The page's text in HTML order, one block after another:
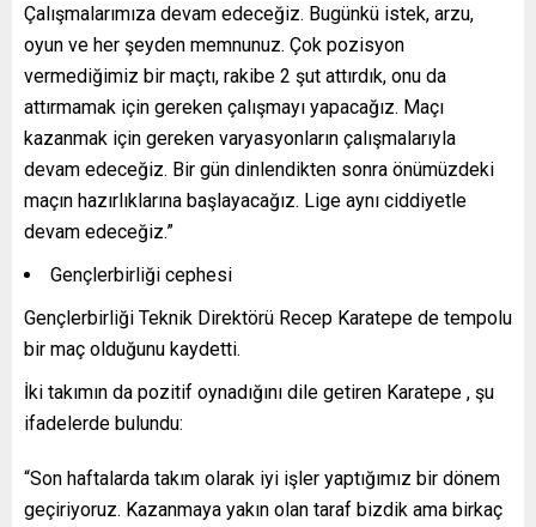
Çalışmalarımıza devam edeceğiz. Bugünkü istek, arzu,
oyun ve her şeyden memnunuz. Çok pozisyon
vermediğimiz bir maçtı, rakibe 2 şut attırdık, onu da
attırmamak için gereken çalışmayı yapacağız. Maçı
kazanmak için gereken varyasyonların çalışmalarıyla
devam edeceğiz. Bir gün dinlendikten sonra önümüzdeki
maçın hazırlıklarına başlayacağız. Lige aynı ciddiyetle
devam edeceğiz.”
Gençlerbirliği cephesi
Gençlerbirliği Teknik Direktörü Recep Karatepe de tempolu
bir maç olduğunu kaydetti.
İki takımın da pozitif oynadığını dile getiren Karatepe , şu
ifadelerde bulundu:
“Son haftalarda takım olarak iyi işler yaptığımız bir dönem
geçiriyoruz. Kazanmaya yakın olan taraf bizdik ama birkaç